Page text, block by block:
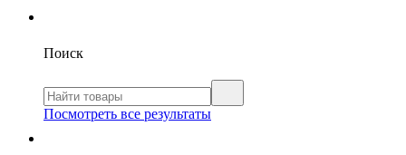
Поиск
Посмотреть все результаты